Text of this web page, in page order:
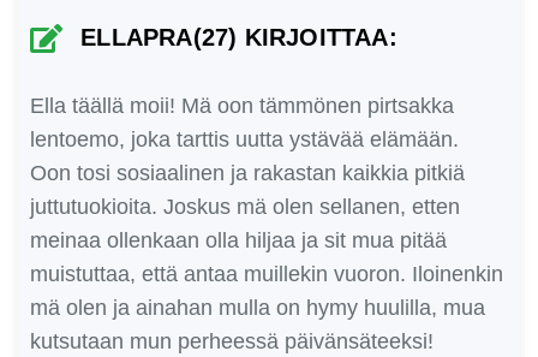
ELLAPRA(27) KIRJOITTAA:
Ella täällä moii! Mä oon tämmönen pirtsakka
lentoemo, joka tarttis uutta ystävää elämään.
Oon tosi sosiaalinen ja rakastan kaikkia pitkiä
juttutuokioita. Joskus mä olen sellanen, etten
meinaa ollenkaan olla hiljaa ja sit mua pitää
muistuttaa, että antaa muillekin vuoron. Iloinenkin
mä olen ja ainahan mulla on hymy huulilla, mua
kutsutaan mun perheessä päivänsäteeksi!